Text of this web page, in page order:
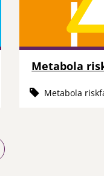
Metabola
Metabola